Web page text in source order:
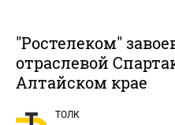
"Ростелеком"
отраслевой
Алтайском крае
ТОЛК